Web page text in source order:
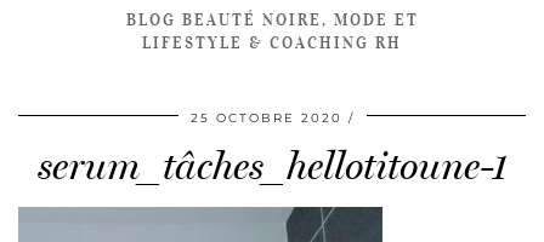
BLOG BEAUTÉ NOIRE, MODE ET
LIFESTYLE & COACHING RH
25 OCTOBRE 2020
serum_tâches_hellotitoune-1